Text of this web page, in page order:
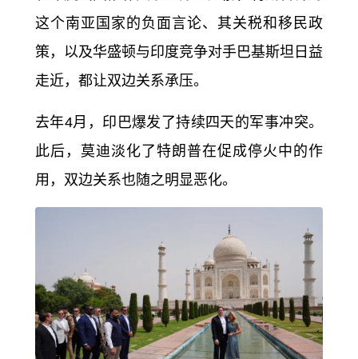
这个南亚国家的负面言论、其关税和移民政
策，以及华盛顿与印度竞争对手巴基斯坦 日益
走近，都让双边关系承压。
去年4月，印巴爆发了持续四天的军事冲突。
此后，莫迪淡化了特朗普在促成停火中的作
用，双边关系也随之明显恶化。